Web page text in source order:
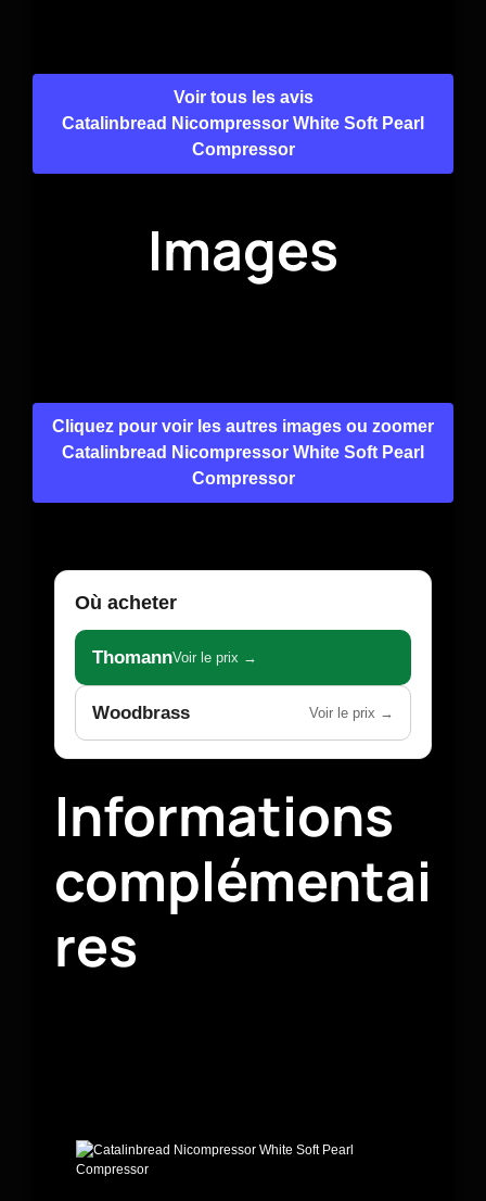
Voir tous les avis
Catalinbread Nicompressor White Soft Pearl
Compressor
Images
Cliquez pour voir les autres images ou zoomer
Catalinbread Nicompressor White Soft Pearl
Compressor
Où acheter
ThomannVoir le prix →
Woodbrass Voir le prix →
Informations
complémentai
res